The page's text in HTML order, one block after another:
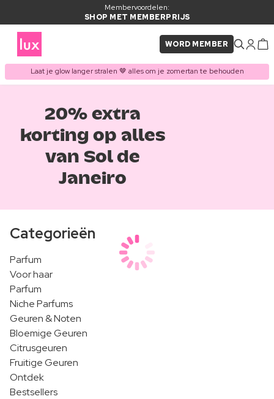
Membervoordelen:
SHOP MET MEMBERPRIJS
WORD MEMBER
Laat je glow langer stralen 🤎 alles om je zomertan te behouden
20% extra
korting op alles
van Sol de
Janeiro
Categorieën
Parfum
Voor haar
Parfum
Niche Parfums
Geuren & Noten
Bloemige Geuren
Citrusgeuren
Fruitige Geuren
Ontdek
Bestsellers